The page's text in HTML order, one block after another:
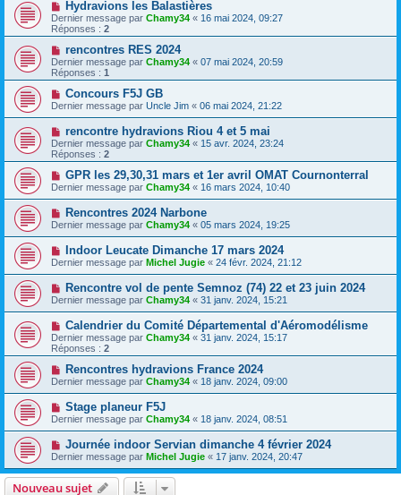
Hydravions les Balastières
Dernier message par Chamy34 « 16 mai 2024, 09:27
Réponses : 2
rencontres RES 2024
Dernier message par Chamy34 « 07 mai 2024, 20:59
Réponses : 1
Concours F5J GB
Dernier message par Uncle Jim « 06 mai 2024, 21:22
rencontre hydravions Riou 4 et 5 mai
Dernier message par Chamy34 « 15 avr. 2024, 23:24
Réponses : 2
GPR les 29,30,31 mars et 1er avril OMAT Cournonterral
Dernier message par Chamy34 « 16 mars 2024, 10:40
Rencontres 2024 Narbone
Dernier message par Chamy34 « 05 mars 2024, 19:25
Indoor Leucate Dimanche 17 mars 2024
Dernier message par Michel Jugie « 24 févr. 2024, 21:12
Rencontre vol de pente Semnoz (74) 22 et 23 juin 2024
Dernier message par Chamy34 « 31 janv. 2024, 15:21
Calendrier du Comité Départemental d'Aéromodélisme
Dernier message par Chamy34 « 31 janv. 2024, 15:17
Réponses : 2
Rencontres hydravions France 2024
Dernier message par Chamy34 « 18 janv. 2024, 09:00
Stage planeur F5J
Dernier message par Chamy34 « 18 janv. 2024, 08:51
Journée indoor Servian dimanche 4 février 2024
Dernier message par Michel Jugie « 17 janv. 2024, 20:47
Nouveau sujet